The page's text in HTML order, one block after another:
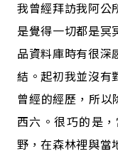
我曾經拜訪我阿公
是覺得一切都是冥
品資料庫時有很深
結。起初我並沒有
曾經的經歷，所
西六。很巧的是
野，在森林裡與當